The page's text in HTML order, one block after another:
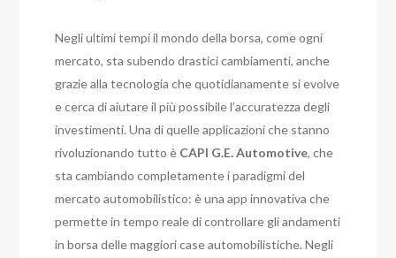
Negli ultimi tempi il mondo della borsa, come ogni
mercato, sta subendo drastici cambiamenti, anche
grazie alla tecnologia che quotidianamente si evolve
e cerca di aiutare il più possibile l’accuratezza degli
investimenti. Una di quelle applicazioni che stanno
rivoluzionando tutto è CAPI G.E. Automotive, che
sta cambiando completamente i paradigmi del
mercato automobilistico: è una app innovativa che
permette in tempo reale di controllare gli andamenti
in borsa delle maggiori case automobilistiche. Negli